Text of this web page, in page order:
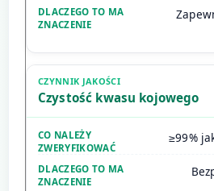
Czystość kwasu kojowego
≥99%